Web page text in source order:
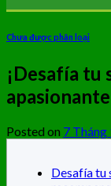
Chưa được phân loại
¡Desafía tu
Posted on 7 Tháng
Desafía tu